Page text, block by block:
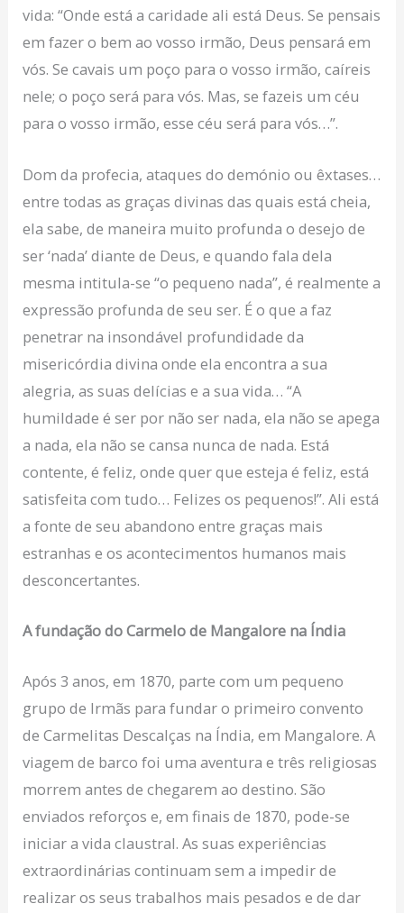
vida: “Onde está a caridade ali está Deus. Se pensais
em fazer o bem ao vosso irmão, Deus pensará em
vós. Se cavais um poço para o vosso irmão, caíreis
nele; o poço será para vós. Mas, se fazeis um céu
para o vosso irmão, esse céu será para vós…”.
Dom da profecia, ataques do demónio ou êxtases…
entre todas as graças divinas das quais está cheia,
ela sabe, de maneira muito profunda o desejo de
ser ‘nada’ diante de Deus, e quando fala dela
mesma intitula-se “o pequeno nada”, é realmente a
expressão profunda de seu ser. É o que a faz
penetrar na insondável profundidade da
misericórdia divina onde ela encontra a sua
alegria, as suas delícias e a sua vida… “A
humildade é ser por não ser nada, ela não se apega
a nada, ela não se cansa nunca de nada. Está
contente, é feliz, onde quer que esteja é feliz, está
satisfeita com tudo… Felizes os pequenos!”. Ali está
a fonte de seu abandono entre graças mais
estranhas e os acontecimentos humanos mais
desconcertantes.
A fundação do Carmelo de Mangalore na Índia
Após 3 anos, em 1870, parte com um pequeno
grupo de Irmãs para fundar o primeiro convento
de Carmelitas Descalças na Índia, em Mangalore. A
viagem de barco foi uma aventura e três religiosas
morrem antes de chegarem ao destino. São
enviados reforços e, em finais de 1870, pode-se
iniciar a vida claustral. As suas experiências
extraordinárias continuam sem a impedir de
realizar os seus trabalhos mais pesados e de dar